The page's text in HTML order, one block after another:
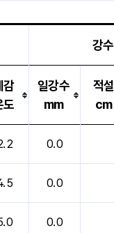
강수
감
도
일강수
mm
적설
cm
0.0
0.0
0.0